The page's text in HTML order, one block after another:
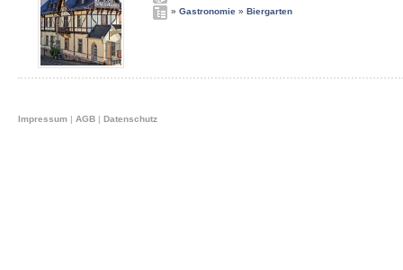
» Gastronomie » Biergarten
Impressum | AGB | Datenschutz